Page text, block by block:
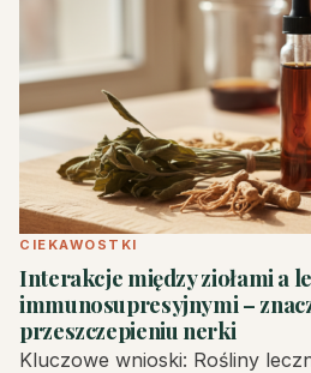
CIEKAWOSTKI
Interakcje między ziołami a
immunosupresyjnymi –
przeszczepieniu nerki
Kluczowe wnioski: Rośliny